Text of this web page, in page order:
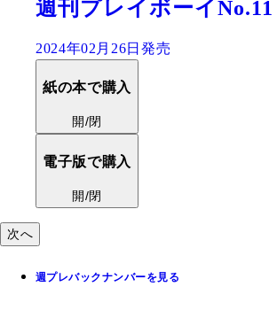
尾木波菜1st写
2024年05月08日発売
次へ
週プレバックナンバーを見る